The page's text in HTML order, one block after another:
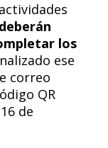
los
ese
correo
QR
de